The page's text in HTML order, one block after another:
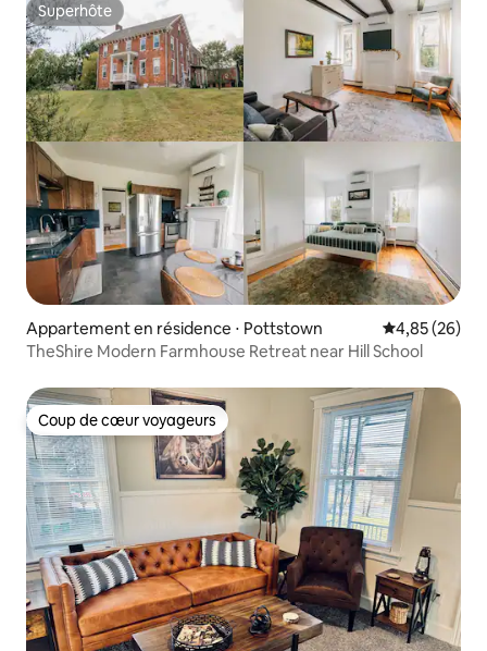
Superhôte
Superhôte
Appartement en résidence ⋅ Pottstown Évaluation
4,85 (26)
TheShire Modern Farmhouse Retreat near Hill School
Coup de cœur voyageurs
Coup de cœur voyageurs